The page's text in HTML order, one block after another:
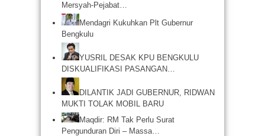
Mersyah-Pejabat…
Mendagri Kukuhkan Plt Gubernur
Bengkulu
YUSRIL DESAK KPU BENGKULU
DISKUALIFIKASI PASANGAN…
DILANTIK JADI GUBERNUR, RIDWAN
MUKTI TOLAK MOBIL BARU
Maqdir: RM Tak Perlu Surat
Pengunduran Diri – Massa…